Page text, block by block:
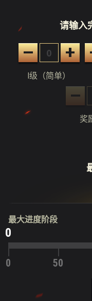
请输入
– +
I级（简单）
–
奖
最大进度阶段
0
0 50